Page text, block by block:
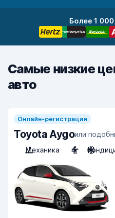
Более 1
Самые низкие
авто
Онлайн-регистрация
Toyota Aygoили
Механика
4